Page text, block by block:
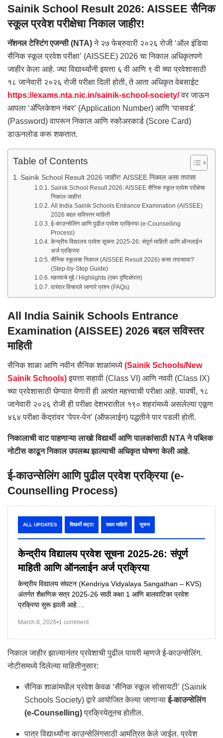
Sainik School Result 2026: AISSEE सैनिक
स्कूल प्रवेश परीक्षेचा निकाल जाहीर!
नॅशनल टेस्टिंग एजन्सी (NTA)ने २७ फेब्रुवारी २०२६ रोजी ‘ऑल इंडिया
सैनिक स्कूल प्रवेश परीक्षा’ (AISSEE) 2026 चा निकाल अधिकृतपणे
जाहीर केला आहे. ज्या विद्यार्थ्यांनी इयत्ता ६ वी आणि ९ वी च्या प्रवेशासाठी
१८ जानेवारी २०२६ रोजी परीक्षा दिली होती, ते आता अधिकृत वेबसाईट
https://exams.nta.nic.in/sainik-school-society/वर जाऊन
आपला ‘ॲप्लिकेशन नंबर’ (Application Number) आणि ‘पासवर्ड’
(Password) वापरून निकाल आणि स्कोअरकार्ड (Score Card)
डाऊनलोड करू शकतात.
Table of Contents
Sainik School Result 2026 जाहीर! AISSEE निकाल असा तपासा
Sainik School Result 2026: AISSEE सैनिक स्कूल प्रवेश परीक्षेचा
निकाल जाहीर!
All India Sainik Schools Entrance Examination (AISSEE)
2026 बद्दल सविस्तर माहिती
ई-काउन्सेलिंग आणि पुढील प्रवेश प्रक्रिया (e-Counselling
Process)
केन्द्रीय विद्यालय प्रवेश सूचना 2025-26: संपूर्ण माहिती आणि ऑनलाईन
अर्ज प्रक्रिया
सैनिक स्कूलचा निकाल (AISSEE Result 2026) कसा तपासावा?
(Step-by-Step Guide)
महत्त्वाचे मुद्दे / Highlights (एका दृष्टिक्षेपात)
वारंवार विचारले जाणारे प्रश्न (FAQs)
All India Sainik Schools Entrance
Examination (AISSEE) 2026 बद्दल सविस्तर
माहिती
सैनिक शाळा आणि नवीन सैनिक शाळांमध्ये (Sainik Schools/New
Sainik Schools)इयत्ता सहावी (Class VI) आणि नववी (Class IX)
च्या प्रवेशासाठी घेण्यात येणारी ही अत्यंत महत्त्वाची परीक्षा आहे. यावर्षी, १८
जानेवारी २०२६ रोजी ही परीक्षा देशभरातील १९० शहरांमध्ये असलेल्या एकूण
४६४ परीक्षा केंद्रांवर ‘पेपर-पेन’ (ऑफलाईन) पद्धतीने पार पडली होती.
निकालाची वाट पाहणाऱ्या लाखो विद्यार्थी आणि पालकांसाठी NTA ने पब्लिक
नोटीस काढून निकाल उपलब्ध झाल्याची अधिकृत घोषणा केली आहे.
ई-काउन्सेलिंग आणि पुढील प्रवेश प्रक्रिया (e-
Counselling Process)
ALL UPDATES विद्यार्थी कट्टा शाळा माहिती सूचना
केन्द्रीय विद्यालय प्रवेश सूचना 2025-26: संपूर्ण
माहिती आणि ऑनलाईन अर्ज प्रक्रिया
केन्द्रीय विद्यालय संघटन (Kendriya Vidyalaya Sangathan – KVS)
अंतर्गत शैक्षणिक सत्र 2025-26 साठी कक्षा 1 आणि बालवाटिका प्रवेश
प्रक्रिया सुरू झाली आहे....
March 8, 2026•1 comment
निकाल जाहीर झाल्यानंतर प्रवेशाची पुढील पायरी म्हणजे ई-काउन्सेलिंग.
नोटीसमध्ये दिलेल्या माहितीनुसार:
सैनिक शाळांमधील प्रवेश केवळ ‘सैनिक स्कूल सोसायटी’ (Sainik
Schools Society) द्वारे आयोजित केल्या जाणाऱ्याई-काउन्सेलिंग
(e-Counselling)प्रक्रियेतूनच होतील.
पात्र विद्यार्थ्यांना काउन्सेलिंगसाठी आमंत्रित केले जाईल. प्रवेश